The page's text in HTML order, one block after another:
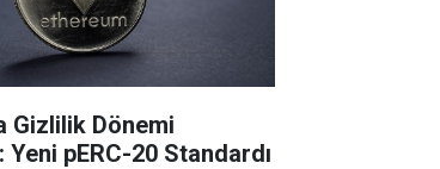
Gizlilik Dönemi
pERC-20 Standardı